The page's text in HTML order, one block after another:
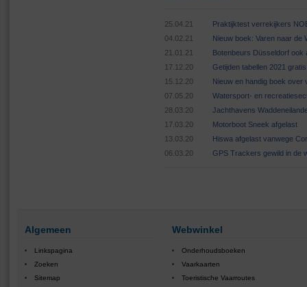
25.04.21
Praktijktest verrekijkers
04.02.21
Nieuw boek: Varen naar de
21.01.21
Botenbeurs Düsseldorf ook
17.12.20
Getijden tabellen 2021
15.12.20
Nieuw en handig boek over
07.05.20
Watersport- en
28.03.20
Jachthavens
17.03.20
Motorboot Sneek afgelast
13.03.20
Hiswa afgelast vanwege
06.03.20
GPS Trackers gewild in de
Algemeen
Linkspagina
Zoeken
Sitemap
Webwinkel
Onderhoudsboeken
Vaarkaarten
Toeristische Vaarroutes